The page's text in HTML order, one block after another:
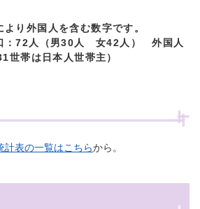
より外国人を含む数字です。
：72人（男30人 女42人） 外国人
世帯は日本人世帯主）
計表の一覧はこちらから。